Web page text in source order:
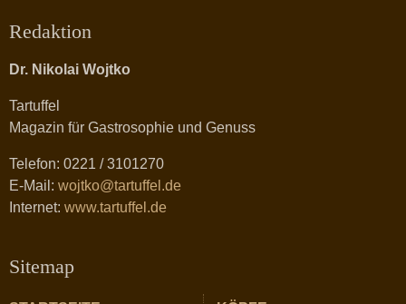
Redaktion
Dr. Nikolai Wojtko
Tartuffel
Magazin für Gastrosophie und Genuss
Telefon: 0221 / 3101270
E-Mail: wojtko@tartuffel.de
Internet: www.tartuffel.de
Sitemap